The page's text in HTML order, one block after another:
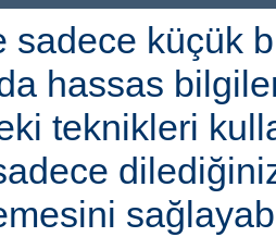
sadece küçük
hassas
teknikleri